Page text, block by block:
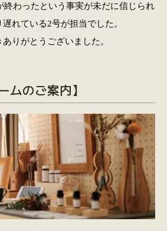
終わったという事実が未だに信じられ
れている2号が担当でした。
りがとうございました。
ムのご案内】